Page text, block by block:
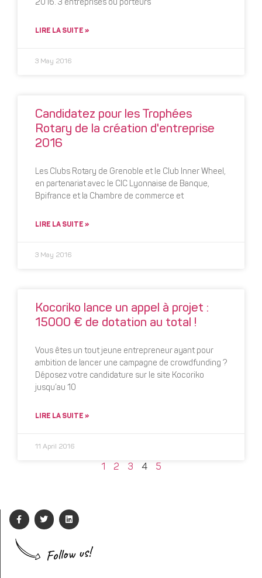
2016. 3 entreprises ou porteurs
LIRE LA SUITE »
3 May 2016
Candidatez pour les Trophées
Rotary de la création d'entreprise
2016
Les Clubs Rotary de Grenoble et le Club Inner Wheel,
en partenariat avec le CIC Lyonnaise de Banque,
Bpifrance et la Chambre de commerce et
LIRE LA SUITE »
3 May 2016
Kocoriko lance un appel à projet :
15000 € de dotation au total !
Vous êtes un tout jeune entrepreneur ayant pour
ambition de lancer une campagne de crowdfunding ?
Déposez votre candidature sur le site Kocoriko
jusqu’au 10
LIRE LA SUITE »
11 April 2016
1 2 3 4 5
Follow us!